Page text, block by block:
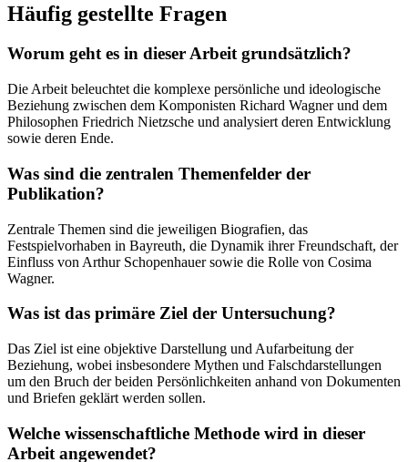
Häufig gestellte Fragen
Worum geht es in dieser Arbeit grundsätzlich?
Die Arbeit beleuchtet die komplexe persönliche und ideologische
Beziehung zwischen dem Komponisten Richard Wagner und dem
Philosophen Friedrich Nietzsche und analysiert deren Entwicklung
sowie deren Ende.
Was sind die zentralen Themenfelder der
Publikation?
Zentrale Themen sind die jeweiligen Biografien, das
Festspielvorhaben in Bayreuth, die Dynamik ihrer Freundschaft, der
Einfluss von Arthur Schopenhauer sowie die Rolle von Cosima
Wagner.
Was ist das primäre Ziel der Untersuchung?
Das Ziel ist eine objektive Darstellung und Aufarbeitung der
Beziehung, wobei insbesondere Mythen und Falschdarstellungen
um den Bruch der beiden Persönlichkeiten anhand von Dokumenten
und Briefen geklärt werden sollen.
Welche wissenschaftliche Methode wird in dieser
Arbeit angewendet?